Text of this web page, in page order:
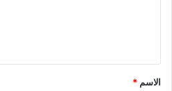
ق
*
الاسم *